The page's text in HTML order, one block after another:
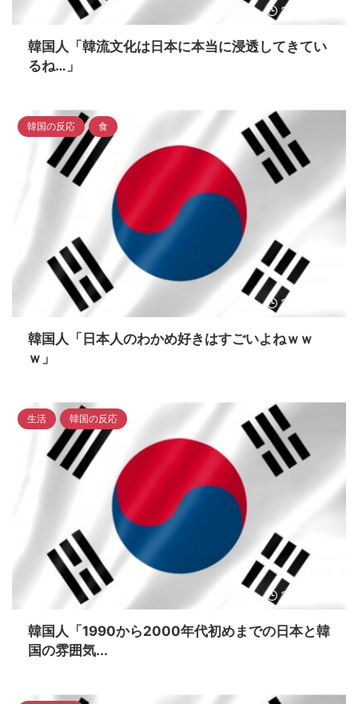
2023/4/17
韓国人「韓流文化は日本に本当に浸透してきてい
るね…」
2023/4/17
韓国の反応 食
韓国人「日本人のわかめ好きはすごいよねｗｗ
ｗ」
2023/4/17
生活 韓国の反応
韓国人「1990から2000年代初めまでの日本と韓
国の雰囲気...